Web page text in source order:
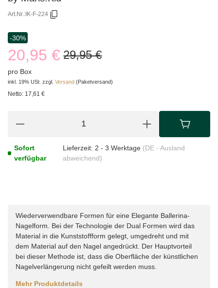
Art.Nr.: IK-F-224
-30%
20,95 € 29,95 €
pro Box
inkl. 19% USt. zzgl. Versand (Paketversand)
Netto: 17,61 €
Sofort
verfügbar
Lieferzeit: 2 - 3 Werktage (DE - Ausland
abweichend)
Wiederverwendbare Formen für eine Elegante Ballerina-
Nagelform. Bei der Technologie der Dual Formen wird das
Material in die Kunststoffform gelegt, umgedreht und mit
dem Material auf den Nagel angedrückt. Der Hauptvorteil
bei dieser Methode ist, dass die Oberfläche der künstlichen
Nagelverlängerung nicht gefeilt werden muss.
Mehr Produktdetails